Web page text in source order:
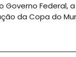
Governo Federal, a
da Copa do